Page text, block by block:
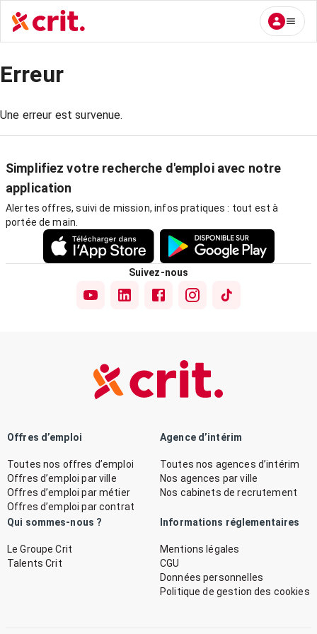
Erreur
Une erreur est survenue.
Simplifiez votre recherche d'emploi avec notre
application
Alertes offres, suivi de mission, infos pratiques : tout est à
portée de main.
Suivez-nous
Offres d’emploi
Toutes nos offres d’emploi
Offres d’emploi par ville
Offres d’emploi par métier
Offres d’emploi par contrat
Agence d’intérim
Toutes nos agences d’intérim
Nos agences par ville
Nos cabinets de recrutement
Qui sommes-nous ?
Le Groupe Crit
Talents Crit
Informations réglementaires
Mentions légales
CGU
Données personnelles
Politique de gestion des cookies